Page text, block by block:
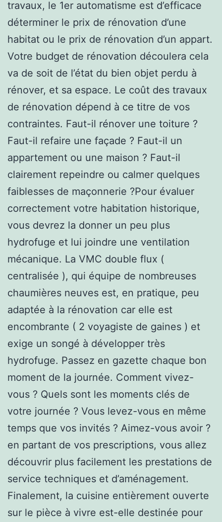
travaux, le 1er automatisme est d’efficace
déterminer le prix de rénovation d’une
habitat ou le prix de rénovation d’un appart.
Votre budget de rénovation découlera cela
va de soit de l’état du bien objet perdu à
rénover, et sa espace. Le coût des travaux
de rénovation dépend à ce titre de vos
contraintes. Faut-il rénover une toiture ?
Faut-il refaire une façade ? Faut-il un
appartement ou une maison ? Faut-il
clairement repeindre ou calmer quelques
faiblesses de maçonnerie ?Pour évaluer
correctement votre habitation historique,
vous devrez la donner un peu plus
hydrofuge et lui joindre une ventilation
mécanique. La VMC double flux (
centralisée ), qui équipe de nombreuses
chaumières neuves est, en pratique, peu
adaptée à la rénovation car elle est
encombrante ( 2 voyagiste de gaines ) et
exige un songé à développer très
hydrofuge. Passez en gazette chaque bon
moment de la journée. Comment vivez-
vous ? Quels sont les moments clés de
votre journée ? Vous levez-vous en même
temps que vos invités ? Aimez-vous avoir ?
en partant de vos prescriptions, vous allez
découvrir plus facilement les prestations de
service techniques et d’aménagement.
Finalement, la cuisine entièrement ouverte
sur le pièce à vivre est-elle destinée pour